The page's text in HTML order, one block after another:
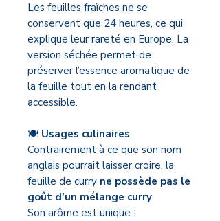
Les feuilles fraîches ne se
conservent que 24 heures, ce qui
explique leur rareté en Europe. La
version séchée permet de
préserver l’essence aromatique de
la feuille tout en la rendant
accessible.
🍽️ Usages culinaires
Contrairement à ce que son nom
anglais pourrait laisser croire, la
feuille de curry ne possède pas le
goût d’un mélange curry.
Son arôme est unique :